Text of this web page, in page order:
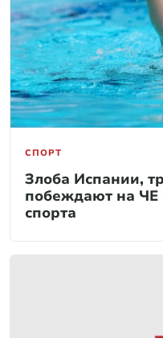
СПОРТ
Злоба Испании,
побеждают на
спорта